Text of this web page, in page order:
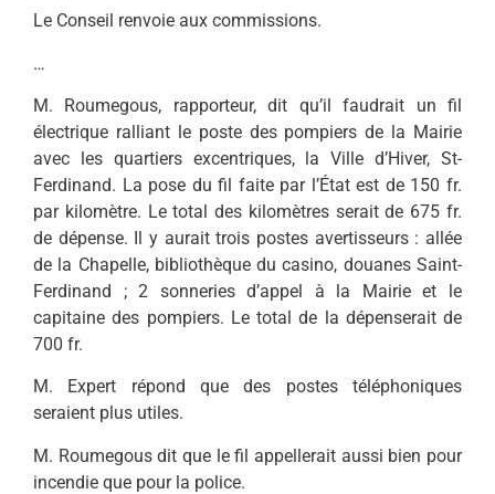
Le Conseil renvoie aux commissions.
…
M. Roumegous, rapporteur, dit qu’il faudrait un fil
électrique ralliant le poste des pompiers de la Mairie
avec les quartiers excentriques, la Ville d’Hiver, St-
Ferdinand. La pose du fil faite par l’État est de 150 fr.
par kilomètre. Le total des kilomètres serait de 675 fr.
de dépense. Il y aurait trois postes avertisseurs : allée
de la Chapelle, bibliothèque du casino, douanes Saint-
Ferdinand ; 2 sonneries d’appel à la Mairie et le
capitaine des pompiers. Le total de la dépenserait de
700 fr.
M. Expert répond que des postes téléphoniques
seraient plus utiles.
M. Roumegous dit que le fil appellerait aussi bien pour
incendie que pour la police.